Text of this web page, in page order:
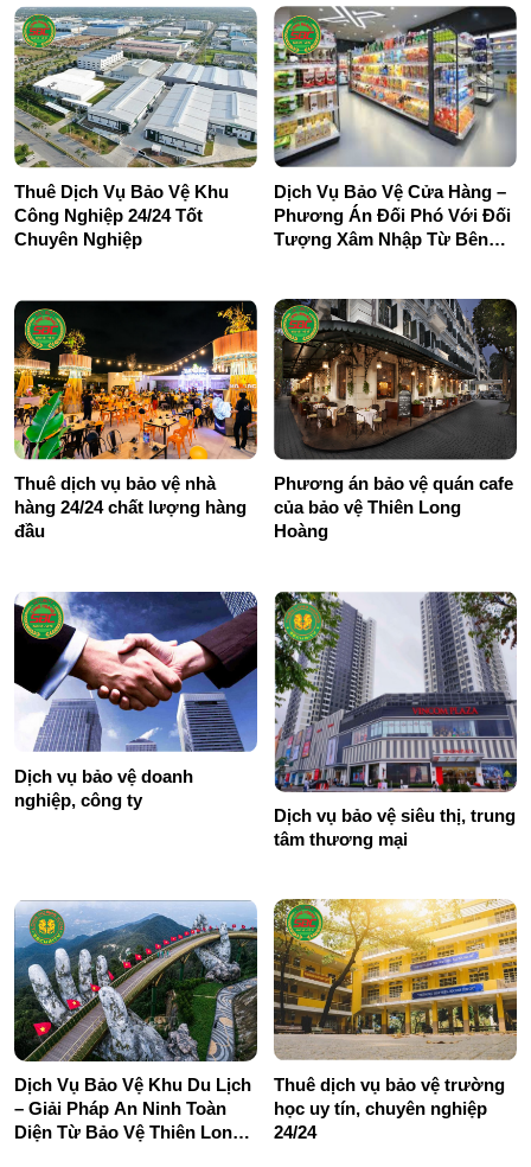
Thuê Dịch Vụ Bảo Vệ Khu
Công Nghiệp 24/24 Tốt
Chuyên Nghiệp
Dịch Vụ Bảo Vệ Cửa Hàng –
Phương Án Đối Phó Với Đối
Tượng Xâm Nhập Từ Bên
Thuê dịch vụ bảo vệ nhà
hàng 24/24 chất lượng hàng
đầu
Phương án bảo vệ quán cafe
của bảo vệ Thiên Long
Hoàng
Dịch vụ bảo vệ doanh
nghiệp, công ty
Dịch vụ bảo vệ siêu thị, trung
tâm thương mại
Dịch Vụ Bảo Vệ Khu Du Lịch
– Giải Pháp An Ninh Toàn
Diện Từ Bảo Vệ Thiên Long
Thuê dịch vụ bảo vệ trường
học uy tín, chuyên nghiệp
24/24